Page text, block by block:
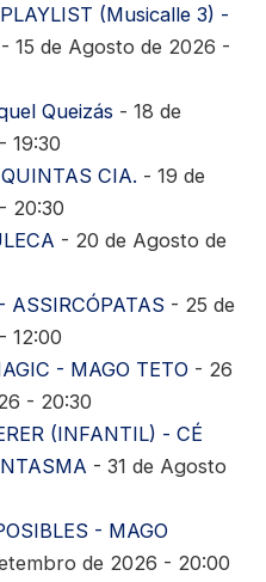
(Musicalle 3) -
- 15 de Agosto de 2026 -
Queizás - 18 de
19:30
CIA. - 19 de
20:30
- 20 de Agosto de
ASSIRCÓPATAS - 25 de
12:00
- MAGO TETO - 26
- 20:30
(INFANTIL) - CÉ
- 31 de Agosto
- MAGO
de 2026 - 20:00